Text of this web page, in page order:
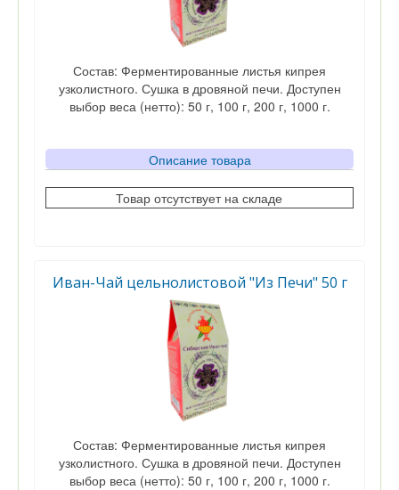
Состав: Ферментированные листья кипрея
узколистного. Сушка в дровяной печи. Доступен
выбор веса (нетто): 50 г, 100 г, 200 г, 1000 г.
Описание товара
Вес
Кол-во
Товар отсутствует на складе
Иван-Чай цельнолистовой "Из Печи" 50 г
Состав: Ферментированные листья кипрея
узколистного. Сушка в дровяной печи. Доступен
выбор веса (нетто): 50 г, 100 г, 200 г, 1000 г.